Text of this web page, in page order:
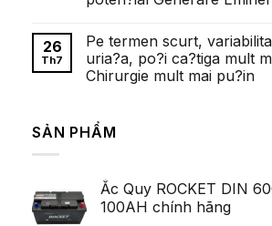
полный
de
exista
cazinouri
cu
depunere
minima
Lei
arata
exista
Ob?
ine?
i
bình
luận
ở
Fetele
frumoase
Majoritatea
Serviceman,
deschis
poten?
ial
26
Th7
Pe termen scurt,
uria?a, po?i ca?tiga mult
Chirurgie mult mai pu?in
luận
ở
variabilitatea
poate
fi
SẢN PHẨM
Ắc Quy ROCKET DIN
100AH chính hãng